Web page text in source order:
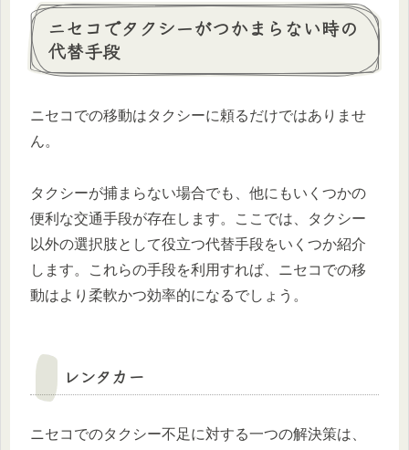
ニセコでタクシーがつかまらない時の
代替手段
ニセコでの移動はタクシーに頼るだけではありませ
ん。
タクシーが捕まらない場合でも、他にもいくつかの
便利な交通手段が存在します。ここでは、タクシー
以外の選択肢として役立つ代替手段をいくつか紹介
します。これらの手段を利用すれば、ニセコでの移
動はより柔軟かつ効率的になるでしょう。
レンタカー
ニセコでのタクシー不足に対する一つの解決策は、